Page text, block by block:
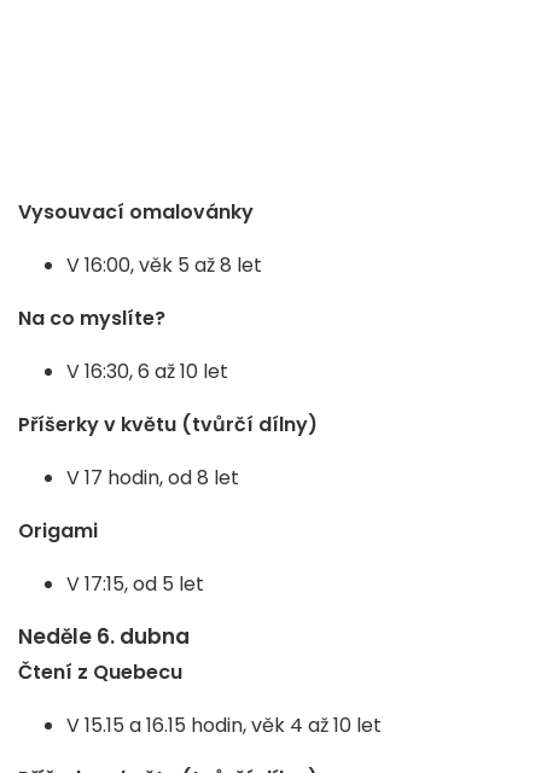
Vysouvací omalovánky
V 16:00, věk 5 až 8 let
Na co myslíte?
V 16:30, 6 až 10 let
Příšerky v květu (tvůrčí dílny)
V 17 hodin, od 8 let
Origami
V 17:15, od 5 let
Neděle 6. dubna
Čtení z Quebecu
V 15.15 a 16.15 hodin, věk 4 až 10 let